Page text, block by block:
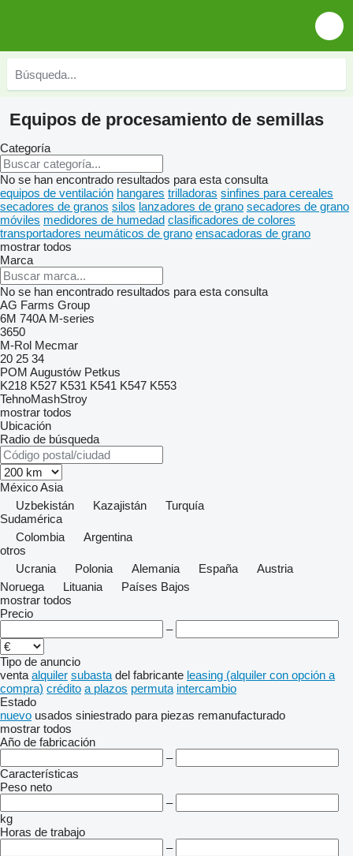
Equipos de procesamiento de semillas
Categoría
No se han encontrado resultados para esta consulta
equipos de ventilación hangares trilladoras sinfines para cereales
secadores de granos silos lanzadores de grano secadores de grano
móviles medidores de humedad clasificadores de colores
transportadores neumáticos de grano ensacadoras de grano
mostrar todos
Marca
No se han encontrado resultados para esta consulta
AG Farms Group
6M 740A M-series
3650
M-Rol Mecmar
20 25 34
POM Augustów Petkus
K218 K527 K531 K541 K547 K553
TehnoMashStroy
mostrar todos
Ubicación
Radio de búsqueda
MéxicoAsia
Uzbekistán
Kazajistán
Turquía
Sudamérica
Colombia
Argentina
otros
Ucrania
Polonia Alemania España
Austria
Noruega
Lituania
Países Bajos
mostrar todos
Precio
–
Tipo de anuncio
venta alquiler subasta del fabricante leasing (alquiler con opción a
compra) crédito a plazos permuta intercambio
Estado
nuevo usados siniestrado para piezas remanufacturado
mostrar todos
Año de fabricación
–
Características
Peso neto
–
kg
Horas de trabajo
–